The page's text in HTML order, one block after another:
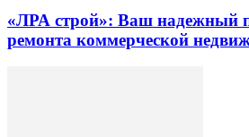
«ЛРА строй»: Ваш надежный
ремонта коммерческой